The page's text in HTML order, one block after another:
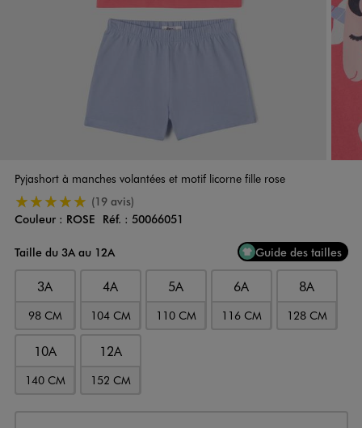
Pyjashort à manches volantées et motif licorne fille rose
5/5 de moyenne(19 avis)
Couleur
Couleur : ROSE Réf. : 50066051
Taille du 3A au 12A
Guide des tailles
3A
98 CM
4A
104 CM
5A
110 CM
6A
116 CM
8A
128 CM
10A
140 CM
12A
152 CM